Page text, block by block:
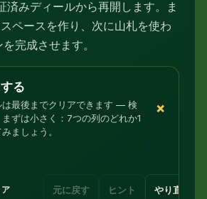
済みディールから再開します。ま
ペースを作り、次に山札を使わ
完成させます。
る
は最後までクリアできます — 検
ずは小さく：7つの列のどれか1
ましょう。
+
元に戻す ヒント やり直す